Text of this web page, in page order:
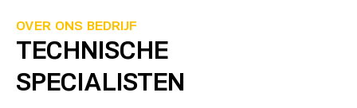
OVER ONS BEDRIJF
TECHNISCHE
SPECIALISTEN